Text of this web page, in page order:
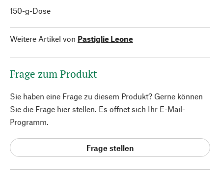
150-g-Dose
Weitere Artikel von Pastiglie Leone
Frage zum Produkt
Sie haben eine Frage zu diesem Produkt? Gerne können
Sie die Frage hier stellen. Es öffnet sich Ihr E-Mail-
Programm.
Frage stellen